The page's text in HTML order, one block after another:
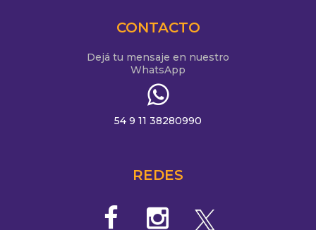
CONTACTO
Dejá tu mensaje en nuestro
WhatsApp
54 9 11 38280990
REDES